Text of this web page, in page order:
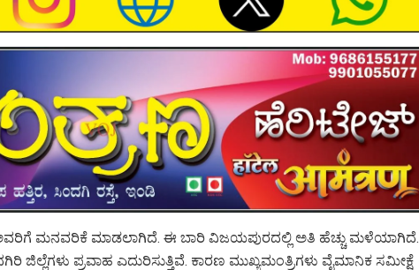
ಮನವರಿಕೆ ಮಾಡಲಾಗಿದೆ. ಈ ಬಾರಿ ವಿಜಯಪುರದಲ್ಲಿ ಅತಿ ಹೆಚ್ಚು ಮಳೆಯಾಗಿದೆ.
ಪ್ರವಾಹ ಎದುರಿಸುತ್ತಿವೆ. ಕಾರಣ ಮುಖ್ಯಮಂತ್ರಿಗಳು ವೈಮಾನಿಕ ಸಮೀಕ್ಷೆ